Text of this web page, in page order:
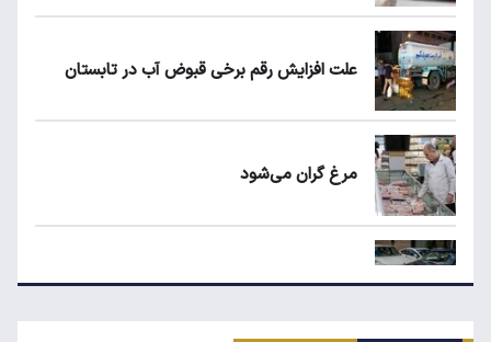
علت افزایش رقم برخی قبوض آب در تابستان
مرغ گران می‌شود
ریزش قیمت خودرو چقدر احتمال دارد؟